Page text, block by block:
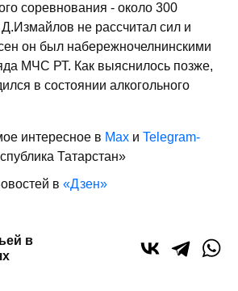
соревнования - около 300
не рассчитал сил и
он был набережночелнинскими
МЧС РТ. Как выяснилось позже,
в состоянии алкогольного
интересное в Max и Telegram-
Татарстан»
в «Дзен»
в